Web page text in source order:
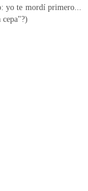
yo te mordí primero...